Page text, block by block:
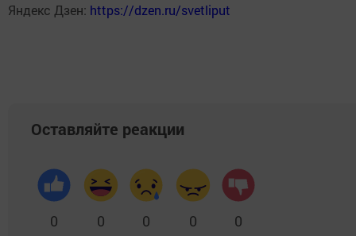
Яндекс Дзен: https://dzen.ru/svetliput
Оставляйте реакции
0 0 0 0 0